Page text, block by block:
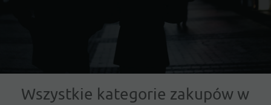
Wszystkie kategorie zakupów w